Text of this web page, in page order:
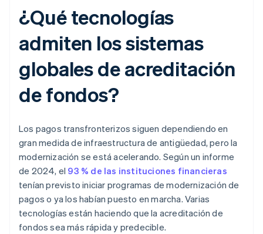
¿Qué tecnologías
admiten los sistemas
globales de acreditación
de fondos?
Los pagos transfronterizos siguen dependiendo en
gran medida de infraestructura de antigüedad, pero la
modernización se está acelerando. Según un informe
de 2024, el 93 % de las instituciones financieras
tenían previsto iniciar programas de modernización de
pagos o ya los habían puesto en marcha. Varias
tecnologías están haciendo que la acreditación de
fondos sea más rápida y predecible.